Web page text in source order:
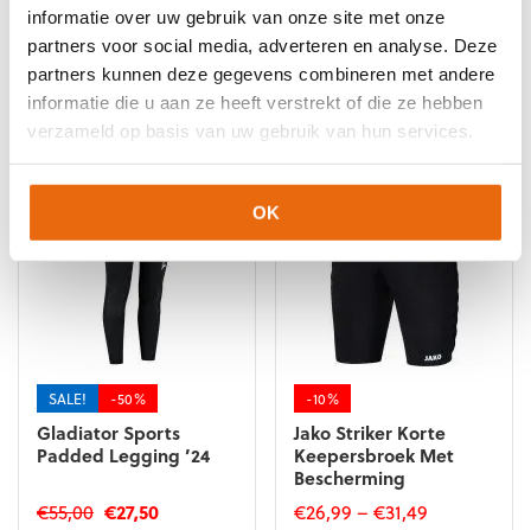
informatie over uw gebruik van onze site met onze
partners voor social media, adverteren en analyse. Deze
partners kunnen deze gegevens combineren met andere
informatie die u aan ze heeft verstrekt of die ze hebben
verzameld op basis van uw gebruik van hun services.
OK
Gerelateerde producten
SALE! -50%
Gladiator Sports
Padded Legging ’24
€55,00 Oorspronkelijke
€27,50Huidige
-10%
Jako Striker Korte
Keepersbroek Met
Bescherming
€26,99 –€31,49